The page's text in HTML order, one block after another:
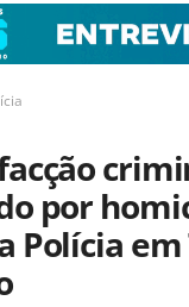
por
Polícia